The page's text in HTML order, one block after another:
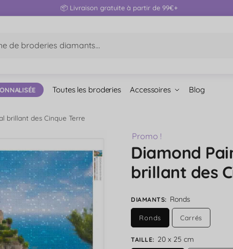
📦 Livraison gratuite à partir de 99€+
Toutes les broderies Accessoires Blog
brillant des Cinque Terre
Promo !
Diamond
brillant des
DIAMANTS: Ronds
Ronds Carrés
TAILLE: 20 x 25 cm